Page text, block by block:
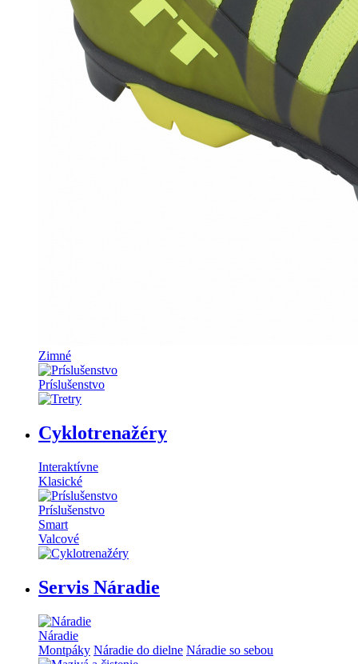
Zimné
Príslušenstvo
Cyklotrenažéry
Interaktívne
Klasické
Príslušenstvo
Smart
Valcové
Servis Náradie
Náradie
Montpáky Náradie do dielne Náradie so sebou